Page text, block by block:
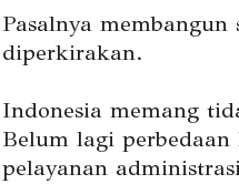
Pasalnya
diperkirakan.
Indonesia memang
Belum lagi
pelayanan